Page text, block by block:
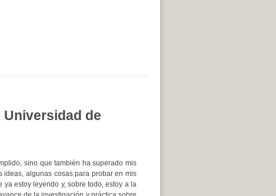
Universidad de
sino que también ha superado mis
ideas, algunas cosas para probar en mis
estoy leyendo y, sobre todo, estoy a la